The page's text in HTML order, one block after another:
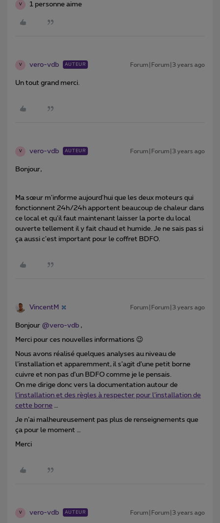
V 1 personne aime
V vero-vdb AUTEUR Forum|Forum|3 years ago
Un tout grand merci.
V vero-vdb AUTEUR Forum|Forum|3 years ago
Bonjour,
Ma sœur m'informe aujourd'hui que les deux moteurs qui
fonctionnent 24h/24h apportent beaucoup de chaleur dans
ce local et qu'il faut maintenant laisser la porte du local
ouverte tellement il y fait chaud et humide. Je ne sais pas si
ça aussi c'est important pour le coffret BDFO.
VincentM Forum|Forum|3 years ago
Bonjour @vero-vdb ,
Merci pour ces nouvelles informations 😉
Nous avons réalisé quelques analyses au niveau de
l’installation et apparemment, il s’agit d’une petit borne
cuivre et non pas d’un BDFO comme je le pensais.
On me dirige donc vers la documentation autour de
l’installation et des règles à respecter pour l’installation de
cette borne …
Je n’ai malheureusement pas plus de renseignements que
ça pour le moment …
Merci
V vero-vdb AUTEUR Forum|Forum|3 years ago